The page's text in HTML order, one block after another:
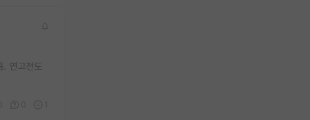
연고전도